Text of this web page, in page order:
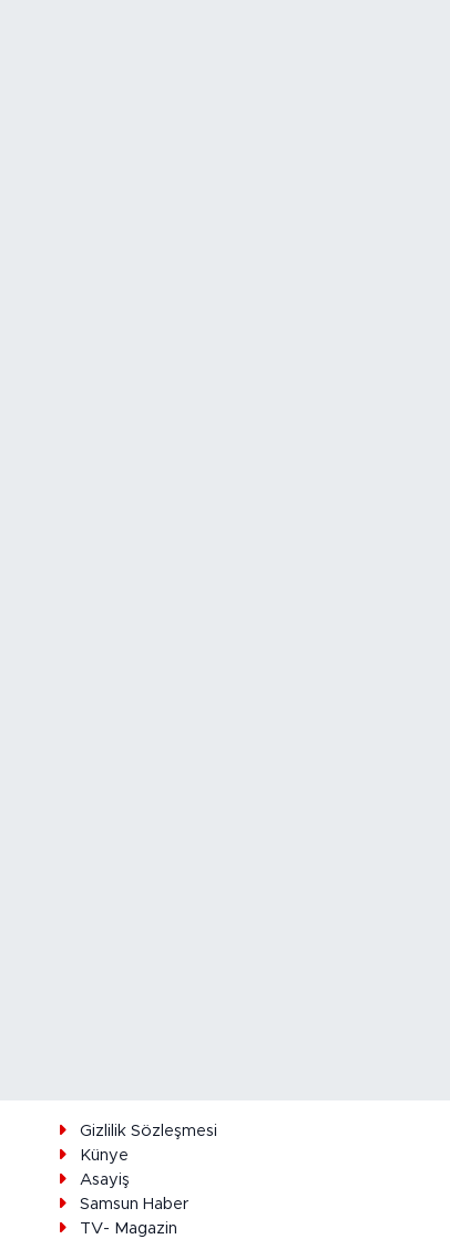
Gizlilik Sözleşmesi
Künye
Asayiş
Samsun Haber
TV- Magazin